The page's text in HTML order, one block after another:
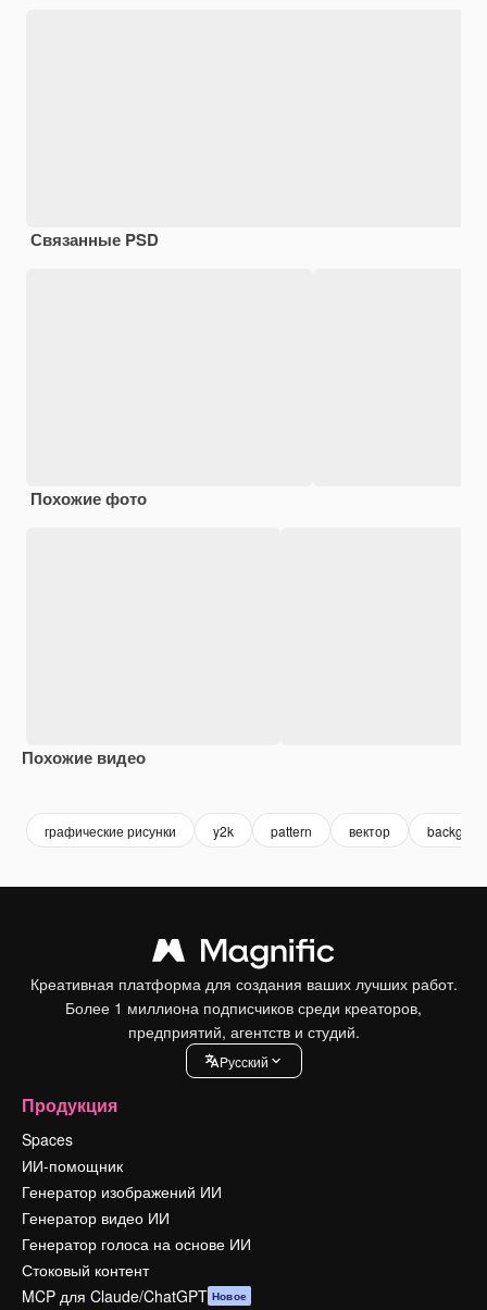
Связанные PSD
Похожие фото
Похожие видео
графические рисунки y2k pattern вектор
Креативная платформа для создания ваших лучших работ.
Более 1 миллиона подписчиков среди креаторов,
предприятий, агентств и студий.
Pусский
Продукция
Spaces
ИИ-помощник
Генератор изображений ИИ
Генератор видео ИИ
Генератор голоса на основе ИИ
Стоковый контент
MCP для Claude/ChatGPT Новое